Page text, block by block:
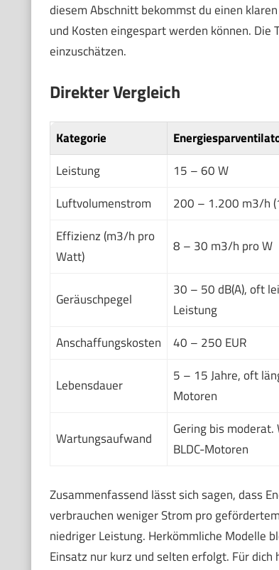
diesem Abschnitt bekommst du einen
und Kosten eingespart werden können.
einzuschätzen.
Direkter Vergleich
Kategorie
Leistung
15 – 60 W
Luftvolumenstrom
200 – 1.200 m3/h
Effizienz (m3/h pro
Watt)
8 – 30 m3/h pro W
Geräuschpegel
30 – 50 dB(A), oft
Leistung
Anschaffungskosten 40 – 250 EUR
Lebensdauer
5 – 15 Jahre, oft
Motoren
Wartungsaufwand
Gering bis
BLDC-Motoren
Zusammenfassend lässt sich sagen, dass
verbrauchen weniger Strom pro
niedriger Leistung. Herkömmliche Modelle
Einsatz nur kurz und selten erfolgt. Für